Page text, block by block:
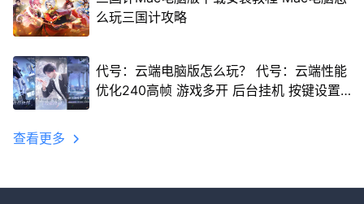
么玩三国计攻略
代号：云端电脑版怎么玩？ 代号：云端性能
优化240高帧 游戏多开 后台挂机 按键设置
查看更多